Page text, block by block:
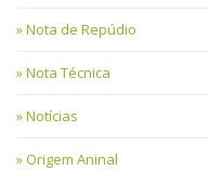
Nota de Repúdio
Nota Técnica
Notícias
Origem Aninal